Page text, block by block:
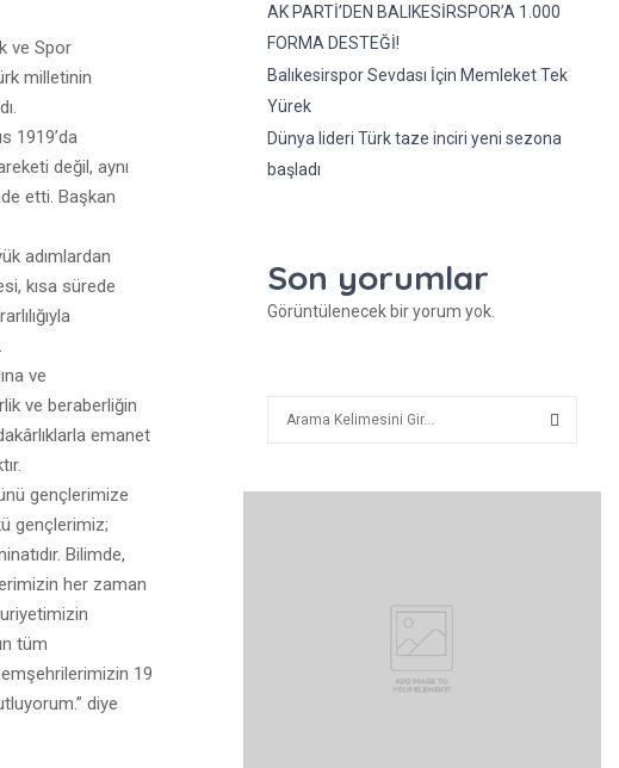
ve Spor
milletinin
1919’da
değil, aynı
etti. Başkan
adımlardan
kısa sürede
ve
ve beraberliğin
emanet
gençlerimize
gençlerimiz;
Bilimde,
her zaman
tüm
19
diye
AK PARTİ’DEN BALIKESİRSPOR’A 1.000
FORMA DESTEĞİ!
Balıkesirspor Sevdası İçin Memleket Tek
Yürek
Dünya lideri Türk taze inciri yeni sezona
başladı
Son yorumlar
Görüntülenecek bir yorum yok.